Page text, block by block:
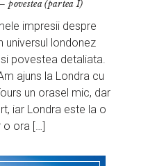
povestea (partea I)
impresii despre
universul londonez
povestea detaliata.
ajuns la Londra cu
un orasel mic, dar
iar Londra este la o
o ora […]